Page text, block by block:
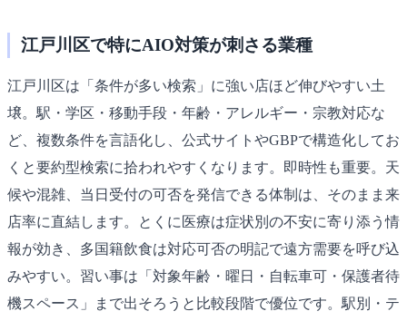
江戸川区で特にAIO対策が刺さる業種
江戸川区は「条件が多い検索」に強い店ほど伸びやすい土
壌。駅・学区・移動手段・年齢・アレルギー・宗教対応な
ど、複数条件を言語化し、公式サイトやGBPで構造化してお
くと要約型検索に拾われやすくなります。即時性も重要。天
候や混雑、当日受付の可否を発信できる体制は、そのまま来
店率に直結します。とくに医療は症状別の不安に寄り添う情
報が効き、多国籍飲食は対応可否の明記で遠方需要を呼び込
みやすい。習い事は「対象年齢・曜日・自転車可・保護者待
機スペース」まで出そろうと比較段階で優位です。駅別・テ